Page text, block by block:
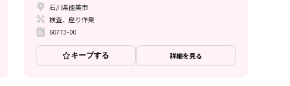
石川県能美市
検査、座り作業
60773-00
キープする 詳細を見る